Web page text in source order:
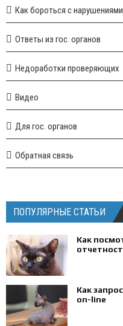
Как бороться с нарушениями
Ответы из гос. органов
Недоработки проверяющих
Видео
Для гос. органов
Обратная связь
ПОПУЛЯРНЫЕ СТАТЬИ
Как
Как
on-line